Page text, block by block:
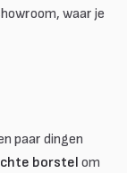
waar je
paar dingen
borstel om